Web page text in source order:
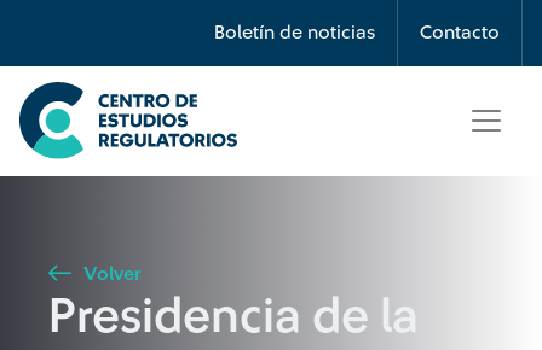
Boletín de noticias Contacto
Búsqueda
Seleccione país
Buscar
Volver
Presidencia de la